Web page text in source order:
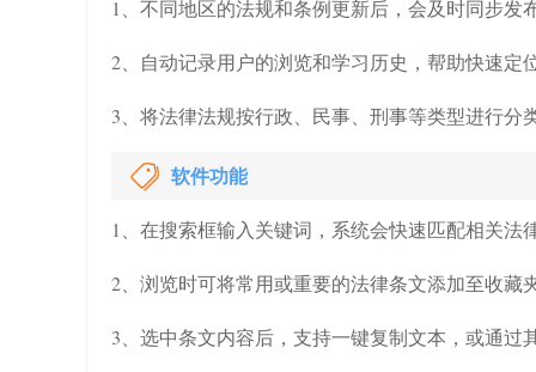
1、不同地区的法规和条例更新后，会及时同步发
2、自动记录用户的浏览和学习历史，帮助快速定
3、将法律法规按行政、民事、刑事等类型进行分
软件功能
1、在搜索框输入关键词，系统会快速匹配相关法
2、浏览时可将常用或重要的法律条文添加至收藏
3、选中条文内容后，支持一键复制文本，或通过